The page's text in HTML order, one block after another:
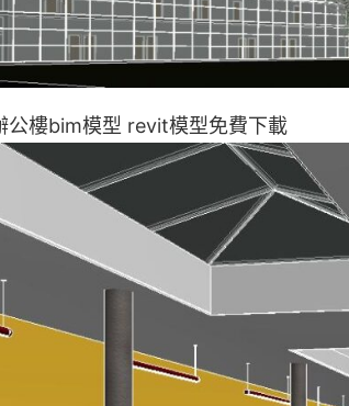
公樓bim模型 revit模型免費下載